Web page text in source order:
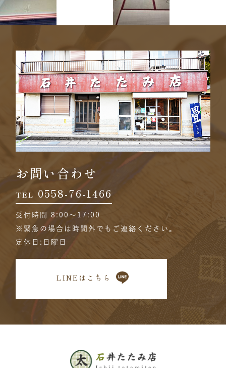
お問い合わせ
TEL 0558-76-1466
受付時間 8:00〜17:00
※緊急の場合は時間外でもご連絡ください。
定休日:日曜日
LINEはこちら